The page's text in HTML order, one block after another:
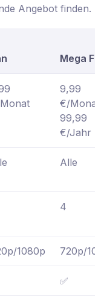
Angebot finden.
Mega
9,99
€/Monat;
99,99
€/Jahr
Alle
4
1080p 720p/
✅